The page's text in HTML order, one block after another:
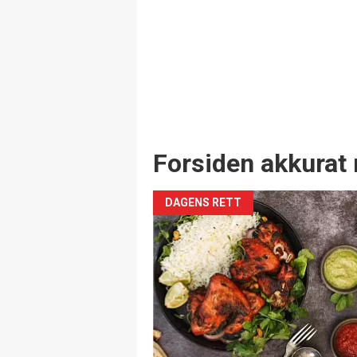
Forsiden akkurat
DAGENS RETT